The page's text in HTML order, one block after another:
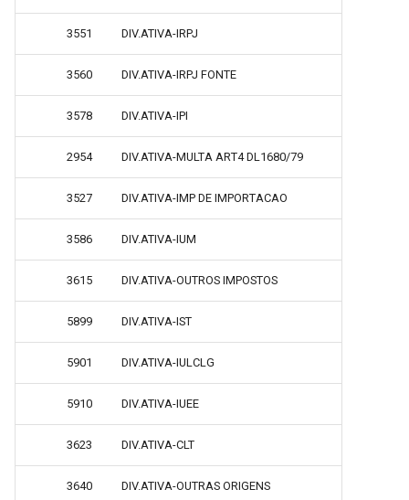
3551 DIV.ATIVA-IRPJ
3560 DIV.ATIVA-IRPJ FONTE
3578 DIV.ATIVA-IPI
2954 DIV.ATIVA-MULTA ART4 DL1680/79
3527 DIV.ATIVA-IMP DE IMPORTACAO
3586 DIV.ATIVA-IUM
3615 DIV.ATIVA-OUTROS IMPOSTOS
5899 DIV.ATIVA-IST
5901 DIV.ATIVA-IULCLG
5910 DIV.ATIVA-IUEE
3623 DIV.ATIVA-CLT
3640 DIV.ATIVA-OUTRAS ORIGENS